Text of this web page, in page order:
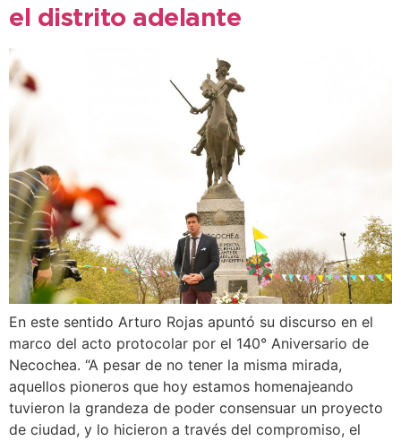
el distrito adelante
En este sentido Arturo Rojas apuntó su discurso en el
marco del acto protocolar por el 140° Aniversario de
Necochea. “A pesar de no tener la misma mirada,
aquellos pioneros que hoy estamos homenajeando
tuvieron la grandeza de poder consensuar un proyecto
de ciudad, y lo hicieron a través del compromiso, el